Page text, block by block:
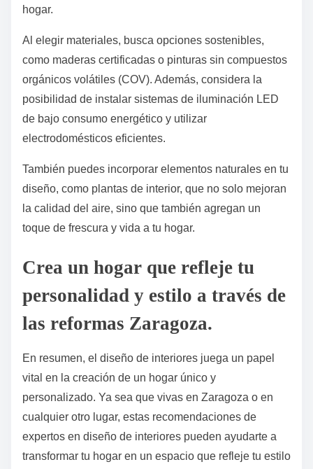
hogar.
Al elegir materiales, busca opciones sostenibles,
como maderas certificadas o pinturas sin compuestos
orgánicos volátiles (COV). Además, considera la
posibilidad de instalar sistemas de iluminación LED
de bajo consumo energético y utilizar
electrodomésticos eficientes.
También puedes incorporar elementos naturales en tu
diseño, como plantas de interior, que no solo mejoran
la calidad del aire, sino que también agregan un
toque de frescura y vida a tu hogar.
Crea un hogar que refleje tu
personalidad y estilo a través de
las reformas Zaragoza.
En resumen, el diseño de interiores juega un papel
vital en la creación de un hogar único y
personalizado. Ya sea que vivas en Zaragoza o en
cualquier otro lugar, estas recomendaciones de
expertos en diseño de interiores pueden ayudarte a
transformar tu hogar en un espacio que refleje tu estilo